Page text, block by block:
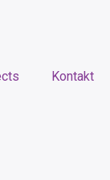
Kontakt